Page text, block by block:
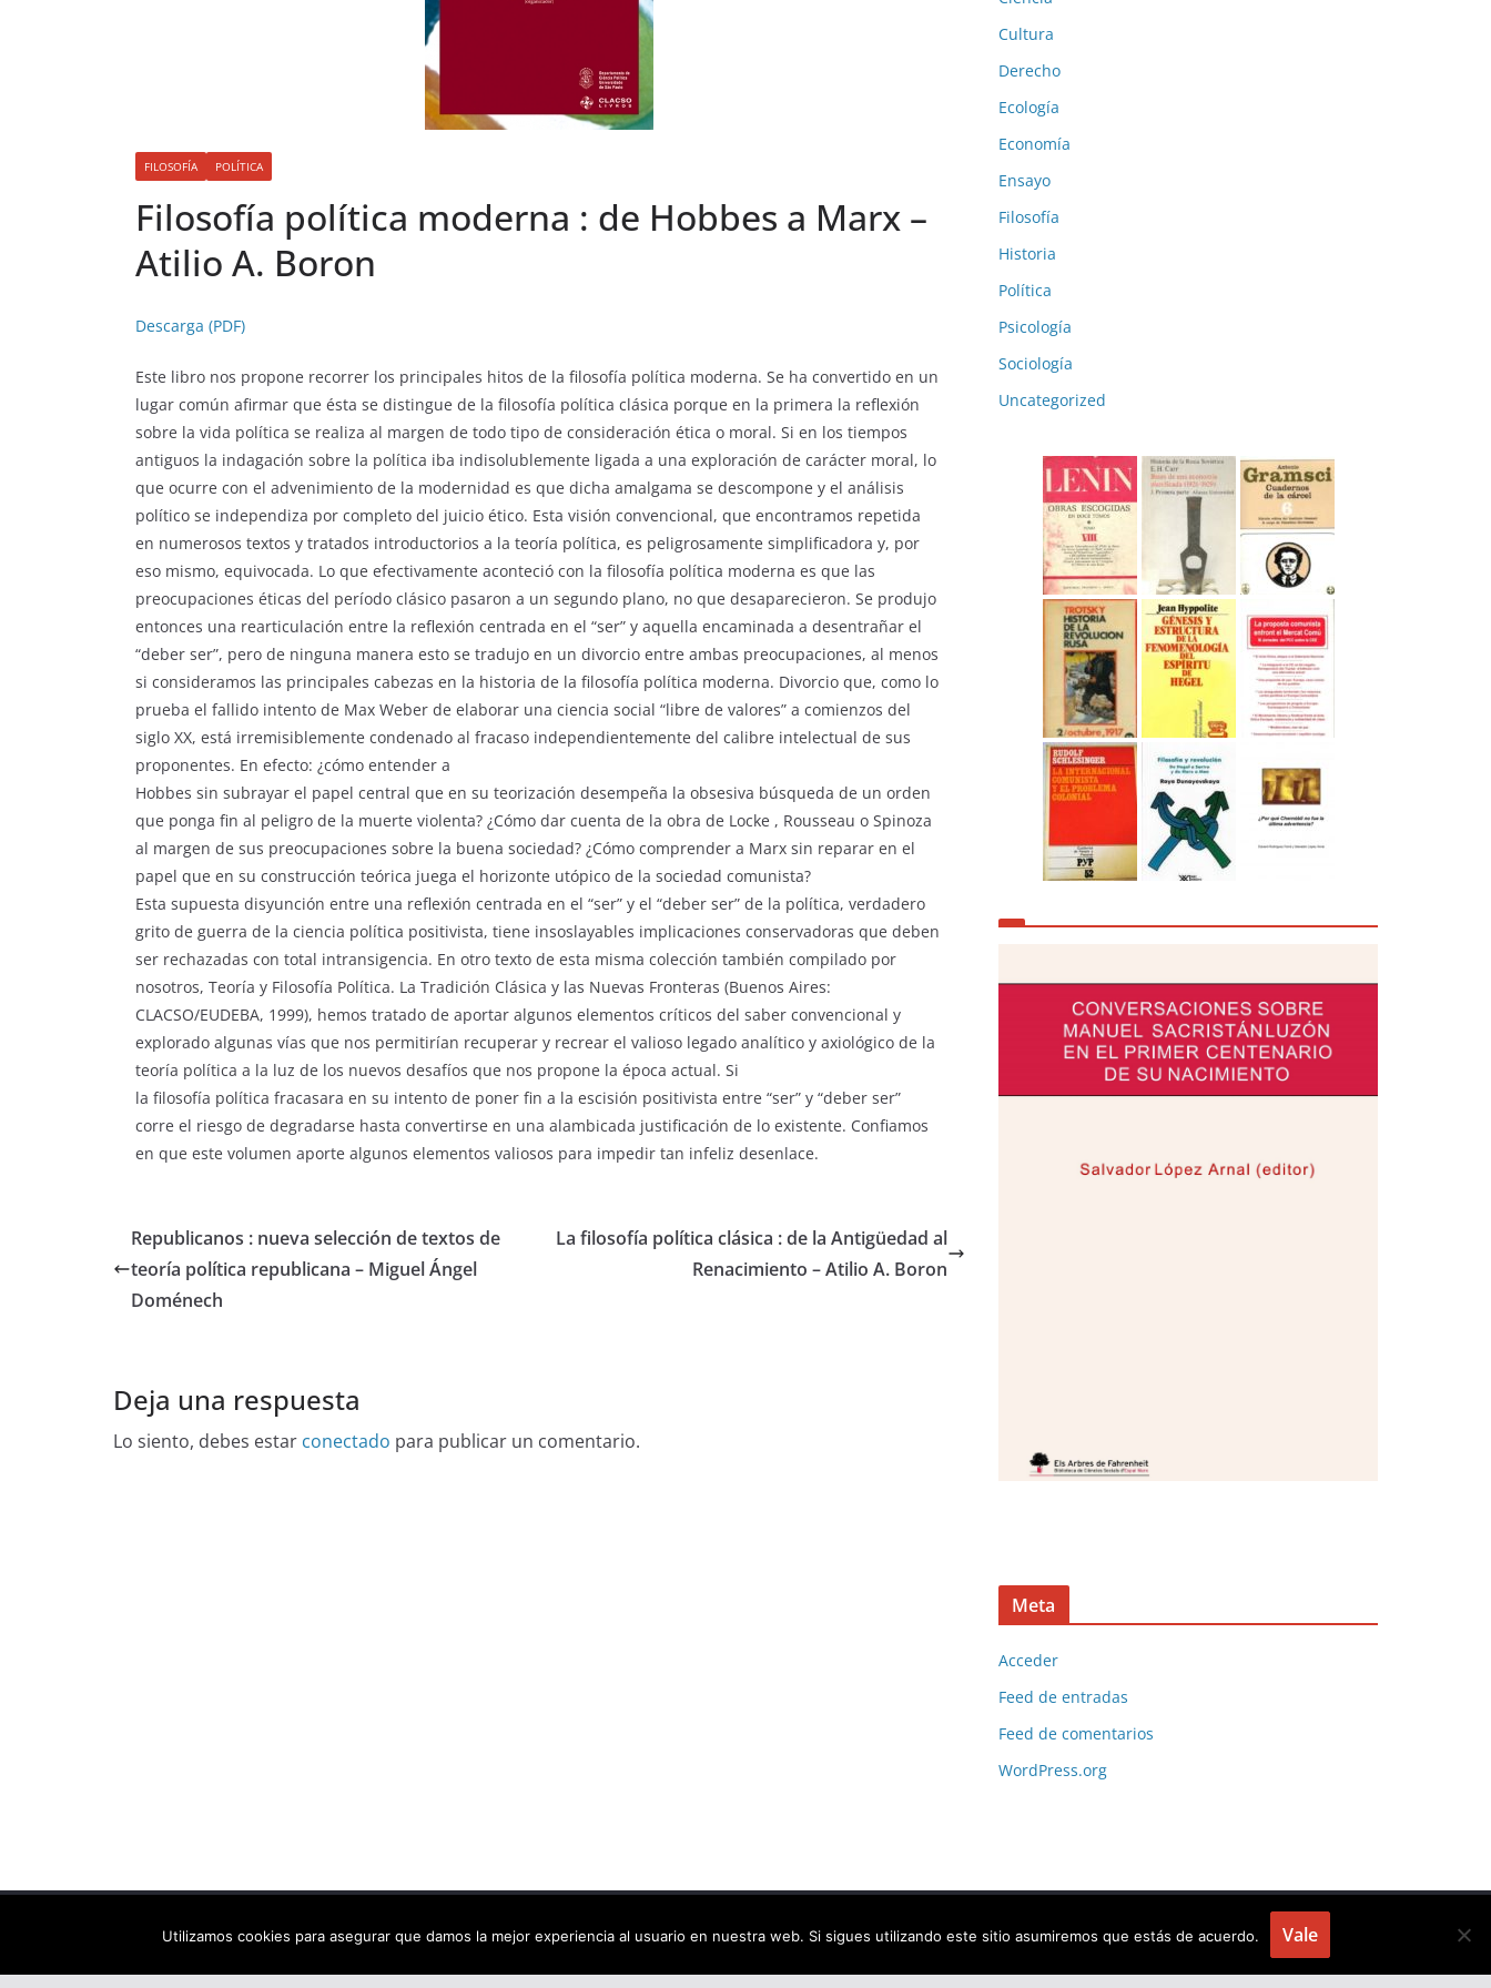
FILOSOFÍA POLÍTICA
Filosofía política moderna : de Hobbes a Marx –
Atilio A. Boron
Descarga (PDF)
Este libro nos propone recorrer los principales hitos de la filosofía política moderna. Se ha convertido en un
lugar común afirmar que ésta se distingue de la filosofía política clásica porque en la primera la reflexión
sobre la vida política se realiza al margen de todo tipo de consideración ética o moral. Si en los tiempos
antiguos la indagación sobre la política iba indisolublemente ligada a una exploración de carácter moral, lo
que ocurre con el advenimiento de la modernidad es que dicha amalgama se descompone y el análisis
político se independiza por completo del juicio ético. Esta visión convencional, que encontramos repetida
en numerosos textos y tratados introductorios a la teoría política, es peligrosamente simplificadora y, por
eso mismo, equivocada. Lo que efectivamente aconteció con la filosofía política moderna es que las
preocupaciones éticas del período clásico pasaron a un segundo plano, no que desaparecieron. Se produjo
entonces una rearticulación entre la reflexión centrada en el “ser” y aquella encaminada a desentrañar el
“deber ser”, pero de ninguna manera esto se tradujo en un divorcio entre ambas preocupaciones, al menos
si consideramos las principales cabezas en la historia de la filosofía política moderna. Divorcio que, como lo
prueba el fallido intento de Max Weber de elaborar una ciencia social “libre de valores” a comienzos del
siglo XX, está irremisiblemente condenado al fracaso independientemente del calibre intelectual de sus
proponentes. En efecto: ¿cómo entender a
Hobbes sin subrayar el papel central que en su teorización desempeña la obsesiva búsqueda de un orden
que ponga fin al peligro de la muerte violenta? ¿Cómo dar cuenta de la obra de Locke , Rousseau o Spinoza
al margen de sus preocupaciones sobre la buena sociedad? ¿Cómo comprender a Marx sin reparar en el
papel que en su construcción teórica juega el horizonte utópico de la sociedad comunista?
Esta supuesta disyunción entre una reflexión centrada en el “ser” y el “deber ser” de la política, verdadero
grito de guerra de la ciencia política positivista, tiene insoslayables implicaciones conservadoras que deben
ser rechazadas con total intransigencia. En otro texto de esta misma colección también compilado por
nosotros, Teoría y Filosofía Política. La Tradición Clásica y las Nuevas Fronteras (Buenos Aires:
CLACSO/EUDEBA, 1999), hemos tratado de aportar algunos elementos críticos del saber convencional y
explorado algunas vías que nos permitirían recuperar y recrear el valioso legado analítico y axiológico de la
teoría política a la luz de los nuevos desafíos que nos propone la época actual. Si
la filosofía política fracasara en su intento de poner fin a la escisión positivista entre “ser” y “deber ser”
corre el riesgo de degradarse hasta convertirse en una alambicada justificación de lo existente. Confiamos
en que este volumen aporte algunos elementos valiosos para impedir tan infeliz desenlace.
Republicanos : nueva selección de textos de
teoría política republicana – Miguel Ángel
Doménech
La filosofía política clásica : de la Antigüedad al
Renacimiento – Atilio A. Boron
Deja una respuesta
Lo siento, debes estar conectado para publicar un comentario.
Cultura
Derecho
Ecología
Economía
Ensayo
Filosofía
Historia
Política
Psicología
Sociología
Uncategorized
Meta
Acceder
Feed de entradas
Feed de comentarios
WordPress.org
Copyright © 2026 Els arbres de Fahrenheit: biblioteca virtual
. Todos los derechos reservados.
Utilizamos cookies para asegurar que damos la mejor experiencia al usuario en nuestra web. Si sigues utilizando este sitio asumiremos que estás de acuerdo. Vale